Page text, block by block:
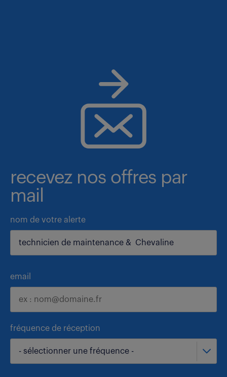
recevez nos offres par
mail
nom de votre alerte
email
fréquence de réception
- sélectionner une fréquence -